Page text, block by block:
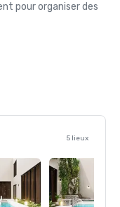
pour organiser des
5 lieux